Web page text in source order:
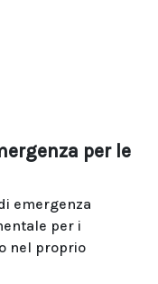
per le
emergenza
per i
nel proprio